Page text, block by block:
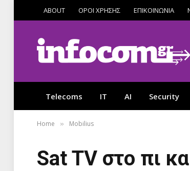
ABOUT ΟΡΟΙ ΧΡΗΣΗΣ ΕΠΙΚΟΙΝΩΝΙΑ
Telecoms IT AI Security
Home » Mobilius
Sat ΤV στο πι